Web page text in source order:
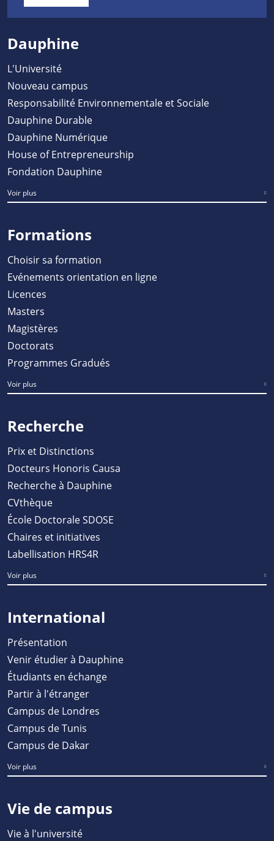
Dauphine
L'Université
Nouveau campus
Responsabilité Environnementale et Sociale
Dauphine Durable
Dauphine Numérique
House of Entrepreneurship
Fondation Dauphine
Voir plus
Formations
Choisir sa formation
Evénements orientation en ligne
Licences
Masters
Magistères
Doctorats
Programmes Gradués
Voir plus
Recherche
Prix et Distinctions
Docteurs Honoris Causa
Recherche à Dauphine
CVthèque
École Doctorale SDOSE
Chaires et initiatives
Labellisation HRS4R
Voir plus
International
Présentation
Venir étudier à Dauphine
Étudiants en échange
Partir à l'étranger
Campus de Londres
Campus de Tunis
Campus de Dakar
Voir plus
Vie de campus
Vie à l'université